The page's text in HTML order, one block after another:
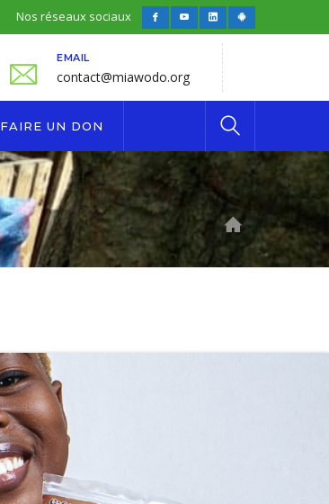
Nos réseaux sociaux
FacebookYoutubeLinkedInAndroid
EMAIL
contact@miawodo.org
FAIRE UN DON